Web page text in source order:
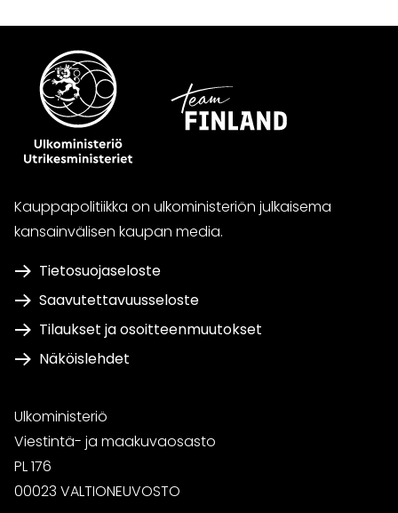
Kauppapolitiikka on ulkoministeriön julkaisema
kansainvälisen kaupan media.
Tietosuojaseloste
Saavutettavuusseloste
Tilaukset ja osoitteenmuutokset
Näköislehdet
Ulkoministeriö
Viestintä- ja maakuvaosasto
PL 176
00023 VALTIONEUVOSTO